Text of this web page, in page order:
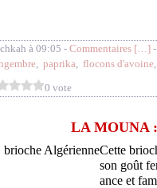
à 09:05 - Commentaires […]
, paprika, flocons d'avoine,
0 vote
LA MOUNA
Cette
son goût
ance et